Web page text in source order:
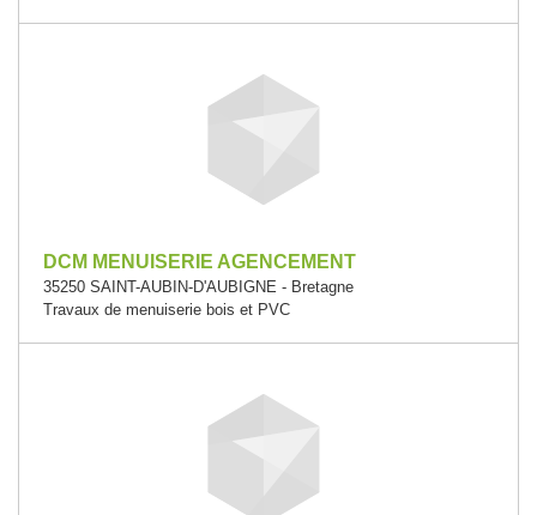
DCM MENUISERIE AGENCEMENT
35250 SAINT-AUBIN-D'AUBIGNE - Bretagne
Travaux de menuiserie bois et PVC